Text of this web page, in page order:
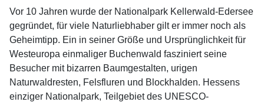
Vor 10 Jahren wurde der Nationalpark Kellerwald-Edersee
gegründet, für viele Naturliebhaber gilt er immer noch als
Geheimtipp. Ein in seiner Größe und Ursprünglichkeit für
Westeuropa einmaliger Buchenwald fasziniert seine
Besucher mit bizarren Baumgestalten, urigen
Naturwaldresten, Felsfluren und Blockhalden. Hessens
einziger Nationalpark, Teilgebiet des UNESCO-